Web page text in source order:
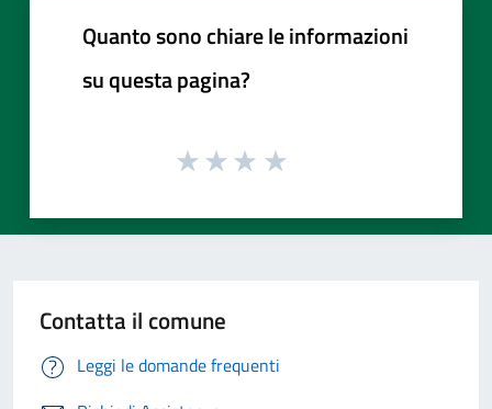
Quanto sono chiare le informazioni
su questa pagina?
Contatta il comune
Leggi le domande frequenti